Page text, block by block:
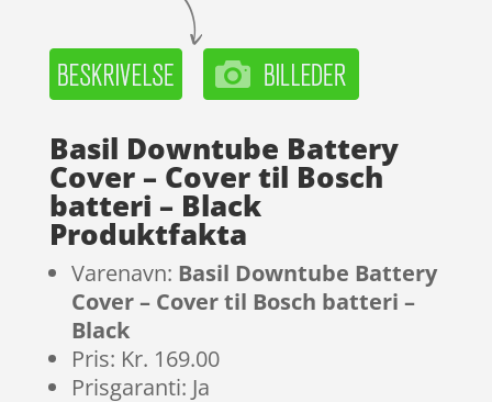
Basil Downtube Battery
Cover – Cover til Bosch
batteri – Black
Produktfakta
Varenavn: Basil Downtube Battery
Cover – Cover til Bosch batteri –
Black
Pris: Kr. 169.00
Prisgaranti: Ja